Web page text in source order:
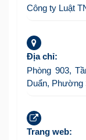
Công ty Luật
Địa chỉ:
Phòng 903,
Duẩn, Phường
Trang web: